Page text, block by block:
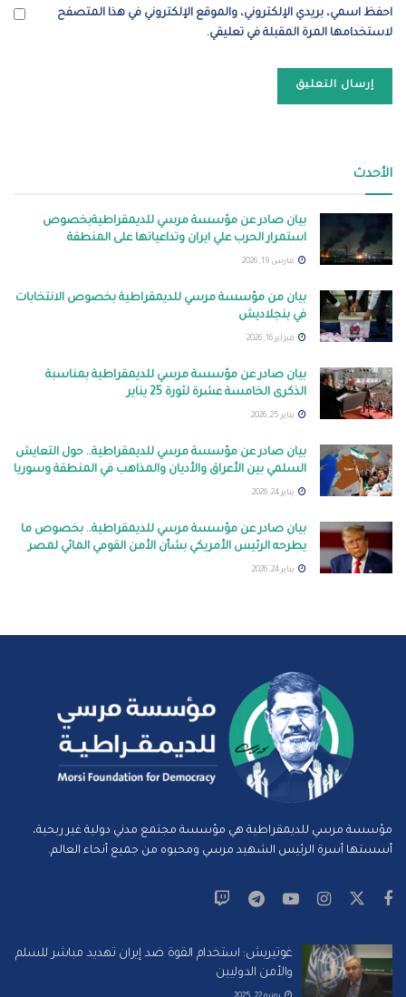
احفظ اسمي، بريدي الإلكتروني، والموقع الإلكتروني في هذا المتصفح
لاستخدامها المرة المقبلة في تعليقي.
الأحدث
بيان صادر عن مؤسسة مرسي للديمقراطيةبخصوص
استمرار الحرب علي ايران وتداعياتها على المنطقة
مارس 19, 2026
بيان من مؤسسة مرسي للديمقراطية بخصوص الانتخابات
في بنجلاديش
فبراير 16, 2026
بيان صادر عن مؤسسة مرسي للديمقراطية بمناسبة
الذكرى الخامسة عشرة لثورة 25 يناير
يناير 25, 2026
بيان صادر عن مؤسسة مرسي للديمقراطية.. حول التعايش
السلمي بين الأعراق والأديان والمذاهب في المنطقة وسوريا
يناير 24, 2026
بيان صادر عن مؤسسة مرسي للديمقراطية.. بخصوص ما
يطرحه الرئيس الأمريكي بشأن الأمن القومي المائي لمصر
يناير 24, 2026
مؤسسة مرسي للديمقراطية هي مؤسسة مجتمع مدني دولية غير ربحية،
أسستها أسرة الرئيس الشهيد مرسي ومحبوه من جميع أنحاء العالم.
غوتيريش: استخدام القوة ضد إيران تهديد مباشر للسلم
والأمن الدوليين